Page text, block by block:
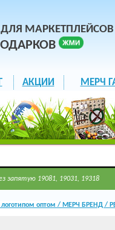
АКЦИИ МЕРЧ
запятую 19081, 19031, 19318
оптом / МЕРЧ БРЕНД